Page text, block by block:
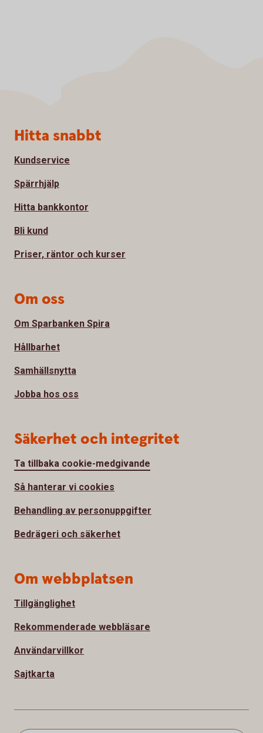
Sidfot
Hitta snabbt
Kundservice
Spärrhjälp
Hitta bankkontor
Bli kund
Priser, räntor och kurser
Om oss
Om Sparbanken Spira
Hållbarhet
Samhällsnytta
Jobba hos oss
Säkerhet och integritet
Ta tillbaka cookie-medgivande
Så hanterar vi cookies
Behandling av personuppgifter
Bedrägeri och säkerhet
Om webbplatsen
Tillgänglighet
Rekommenderade webbläsare
Användarvillkor
Sajtkarta